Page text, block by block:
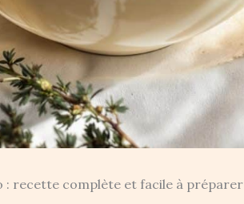
: recette complète et facile à préparer